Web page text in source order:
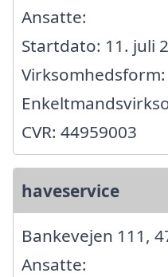
Ansatte:
Startdato: 11. juli
Virksomhedsform:
CVR: 44959003
haveservice
Bankevejen 111,
Ansatte: